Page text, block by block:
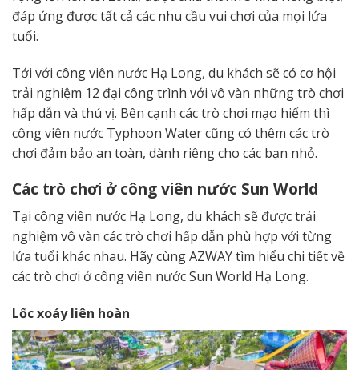
đáp ứng được tất cả các nhu cầu vui chơi của mọi lứa
tuổi.
Tới với công viên nước Hạ Long, du khách sẽ có cơ hội
trải nghiệm 12 đại công trình với vô vàn những trò chơi
hấp dẫn và thú vị. Bên cạnh các trò chơi mạo hiểm thì
công viên nước Typhoon Water cũng có thêm các trò
chơi đảm bảo an toàn, dành riêng cho các bạn nhỏ.
Các trò chơi ở công viên nước Sun World
Tại công viên nước Hạ Long, du khách sẽ được trải
nghiệm vô vàn các trò chơi hấp dẫn phù hợp với từng
lứa tuổi khác nhau. Hãy cùng AZWAY tìm hiểu chi tiết về
các trò chơi ở công viên nước Sun World Hạ Long.
Lốc xoáy liên hoàn